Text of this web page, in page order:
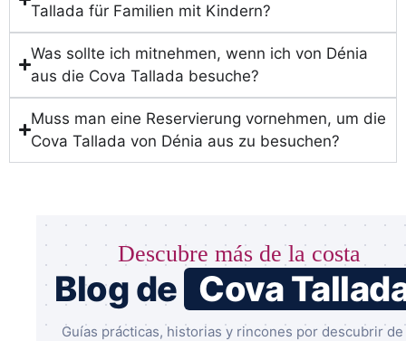
Tallada für Familien mit Kindern?
Was sollte ich mitnehmen, wenn ich von Dénia
aus die Cova Tallada besuche?
Muss man eine Reservierung vornehmen, um die
Cova Tallada von Dénia aus zu besuchen?
Descubre más de la costa
Blog de Cova
Guías prácticas, historias y rincones por descubrir de